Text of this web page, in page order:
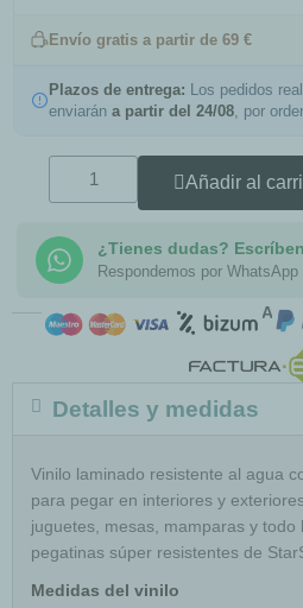
Envío gratis a partir de 69 €
Plazos de entrega: Los pedidos
enviarán a partir del 24/08 , por
Añadir al
¿Tienes dudas?
Respondemos por WhatsApp
COMPRA
Detalles y medidas
Vinilo laminado resistente al agua
para pegar en interiores y
juguetes, mesas, mamparas y
pegatinas súper resistentes de
Medidas del vinilo